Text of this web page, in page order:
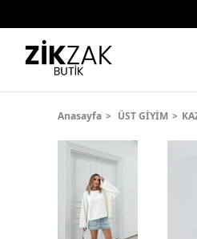
Anasayfa ÜST GİYİM